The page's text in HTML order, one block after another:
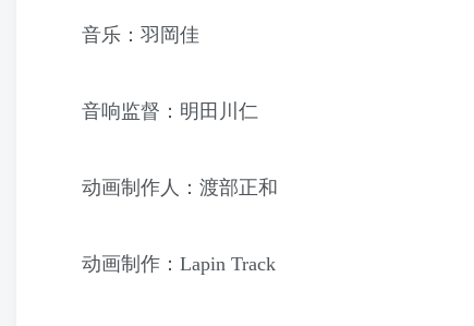
音乐：羽岡佳
音响监督：明田川仁
动画制作人：渡部正和
动画制作：Lapin Track